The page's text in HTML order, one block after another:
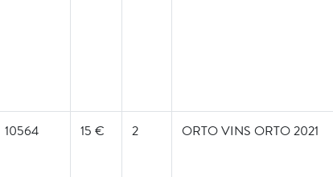
10564 15 € 2 ORTO VINS ORTO 2021